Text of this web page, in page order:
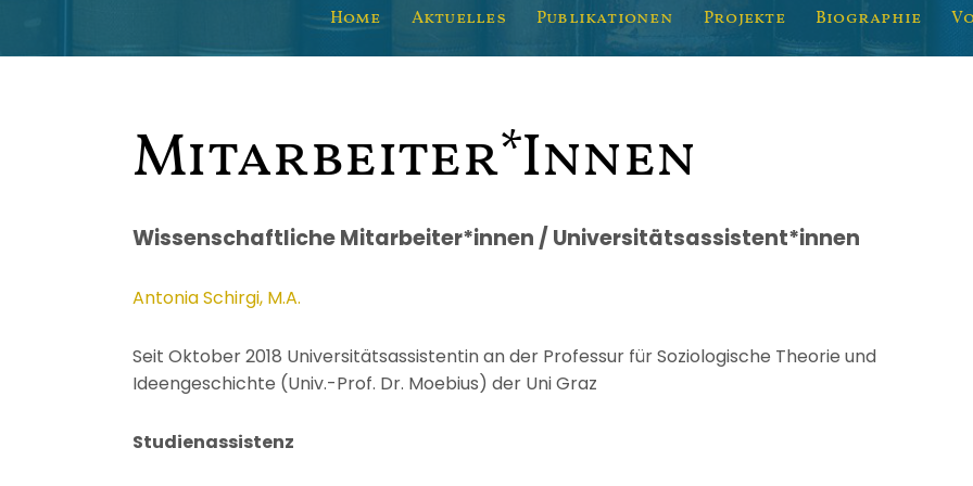
Home Aktuelles Publikationen Projekte Biographie
Mitarbeiter*innen
Wissenschaftliche Mitarbeiter*innen / Universitätsassistent*innen
Antonia Schirgi, M.A.
Seit Oktober 2018 Universitätsassistentin an der Professur für Soziologische Theorie und
Ideengeschichte (Univ.-Prof. Dr. Moebius) der Uni Graz
Studienassistenz